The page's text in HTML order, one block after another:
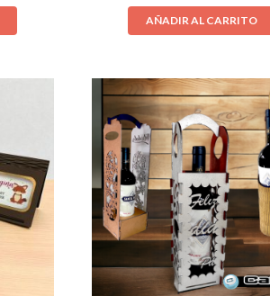
AÑADIR AL CARRITO